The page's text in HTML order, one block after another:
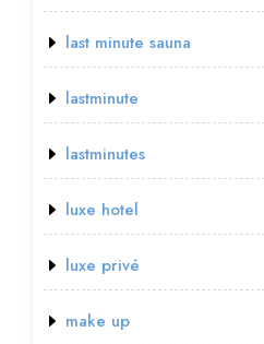
last minute sauna
lastminute
lastminutes
luxe hotel
luxe privé
make up